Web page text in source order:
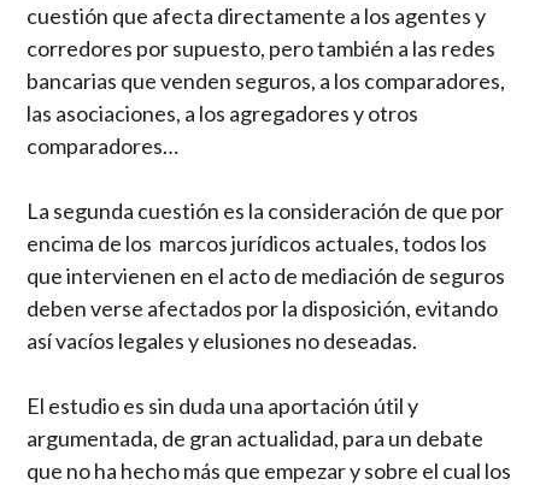
cuestión que afecta directamente a los agentes y
corredores por supuesto, pero también a las redes
bancarias que venden seguros, a los comparadores,
las asociaciones, a los agregadores y otros
comparadores…
La segunda cuestión es la consideración de que por
encima de los marcos jurídicos actuales, todos los
que intervienen en el acto de mediación de seguros
deben verse afectados por la disposición, evitando
así vacíos legales y elusiones no deseadas.
El estudio es sin duda una aportación útil y
argumentada, de gran actualidad, para un debate
que no ha hecho más que empezar y sobre el cual los